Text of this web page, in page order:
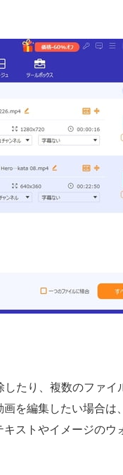
たり、複数のファイ
を編集したい場合は
ストやイメージのウ